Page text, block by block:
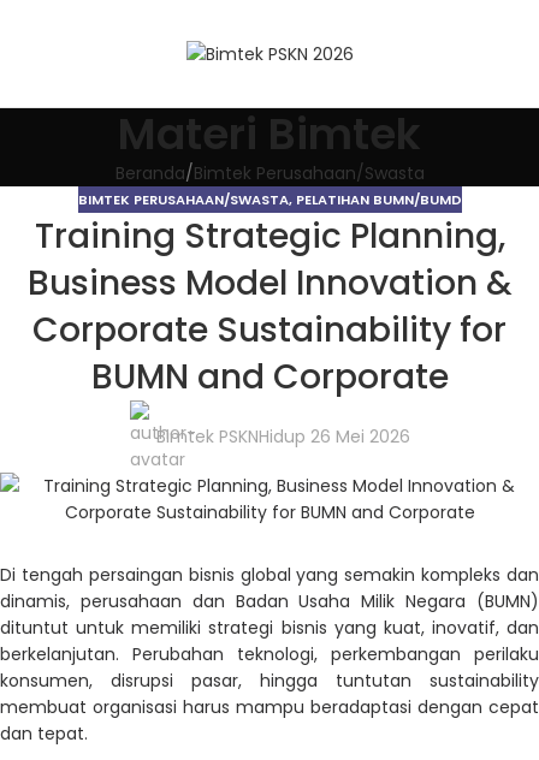
Materi Bimtek
Beranda Bimtek Perusahaan/Swasta
BIMTEK PERUSAHAAN/SWASTA, PELATIHAN BUMN/BUMD
Training Strategic Planning,
Business Model Innovation &
Corporate Sustainability for
BUMN and Corporate
Bimtek PSKNHidup 26 Mei 2026
Di tengah persaingan bisnis global yang semakin kompleks dan
dinamis, perusahaan dan Badan Usaha Milik Negara (BUMN)
dituntut untuk memiliki strategi bisnis yang kuat, inovatif, dan
berkelanjutan. Perubahan teknologi, perkembangan perilaku
konsumen, disrupsi pasar, hingga tuntutan sustainability
membuat organisasi harus mampu beradaptasi dengan cepat
dan tepat.